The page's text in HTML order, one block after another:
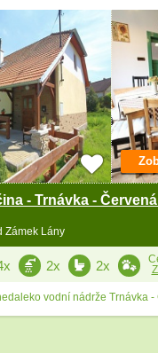
- Trnávka -
Zámek Lány
2x 2x
vodní nádrže Trnávka -